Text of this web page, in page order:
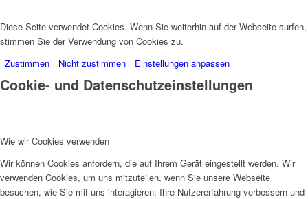
Diese Seite verwendet Cookies. Wenn Sie weiterhin auf der Webseite surfen,
stimmen Sie der Verwendung von Cookies zu.
Zustimmen
Nicht zustimmen Einstellungen anpassen
Cookie- und Datenschutzeinstellungen
Wie wir Cookies verwenden
Wir können Cookies anfordern, die auf Ihrem Gerät eingestellt werden. Wir
verwenden Cookies, um uns mitzuteilen, wenn Sie unsere Webseite
besuchen, wie Sie mit uns interagieren, Ihre Nutzererfahrung verbessern und